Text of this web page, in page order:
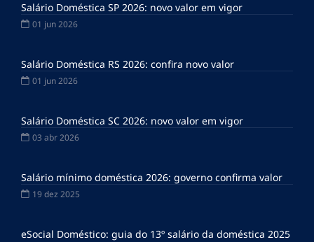
Salário Doméstica SP 2026: novo valor em vigor
01 jun 2026
Salário Doméstica RS 2026: confira novo valor
01 jun 2026
Salário Doméstica SC 2026: novo valor em vigor
03 abr 2026
Salário mínimo doméstica 2026: governo confirma valor
19 dez 2025
eSocial Doméstico: guia do 13º salário da doméstica 2025